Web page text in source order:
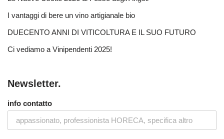
I vantaggi di bere un vino artigianale bio
DUECENTO ANNI DI VITICOLTURA E IL SUO FUTURO
Ci vediamo a Vinipendenti 2025!
Newsletter.
info contatto